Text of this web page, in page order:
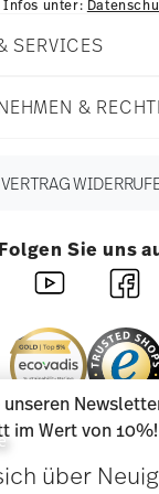
Infos unter:
SERVICES
&
VERTRAG
Folgen Sie uns
Sie unsere
& Funktionalität für Ihr
im Wert von 10%!
über